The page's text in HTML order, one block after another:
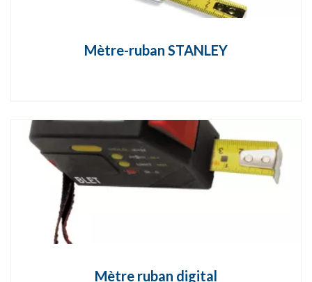
Mètre-ruban STANLEY
Mètre ruban digital